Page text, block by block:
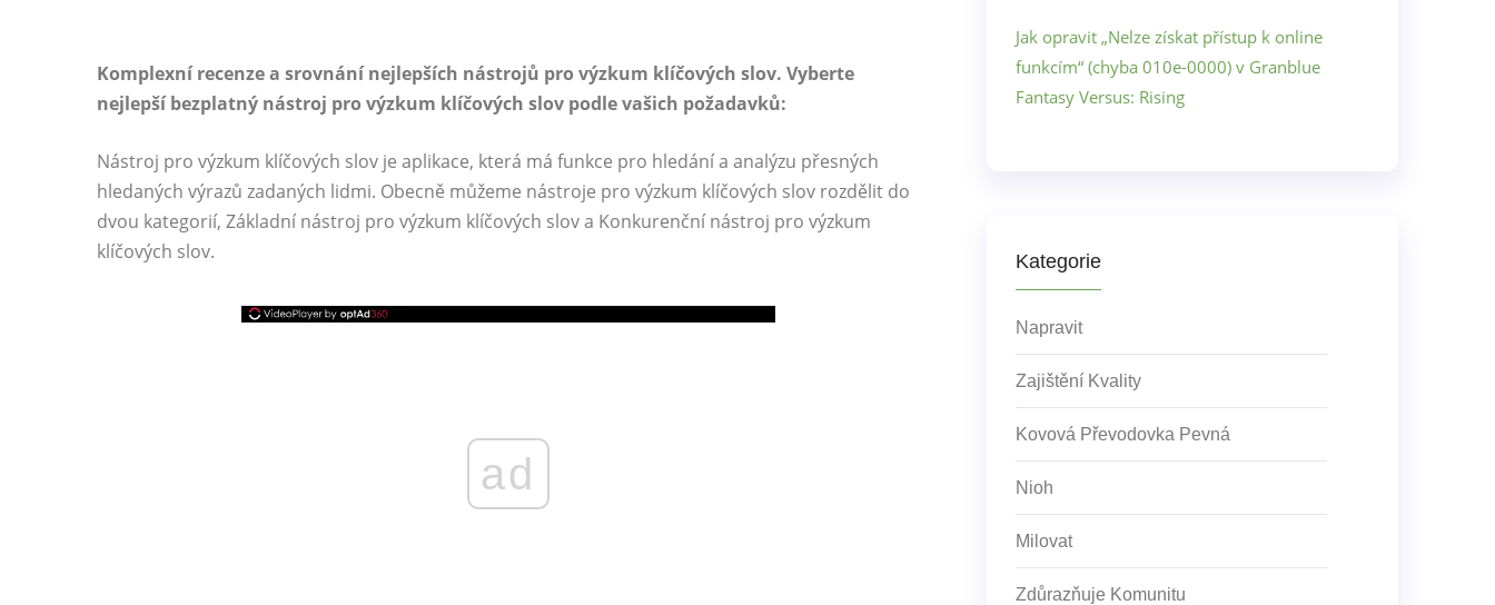
Komplexní recenze a srovnání nejlepších nástrojů pro výzkum klíčových slov. Vyberte
nejlepší bezplatný nástroj pro výzkum klíčových slov podle vašich požadavků:
Nástroj pro výzkum klíčových slov je aplikace, která má funkce pro hledání a analýzu přesných
hledaných výrazů zadaných lidmi. Obecně můžeme nástroje pro výzkum klíčových slov rozdělit do
dvou kategorií, Základní nástroj pro výzkum klíčových slov a Konkurenční nástroj pro výzkum
klíčových slov.
ad
Jak opravit „Nelze získat přístup k online
funkcím“ (chyba 010e-0000) v Granblue
Fantasy Versus: Rising
Kategorie
Napravit
Zajištění Kvality
Kovová Převodovka Pevná
Nioh
Milovat
Zdůrazňuje Komunitu